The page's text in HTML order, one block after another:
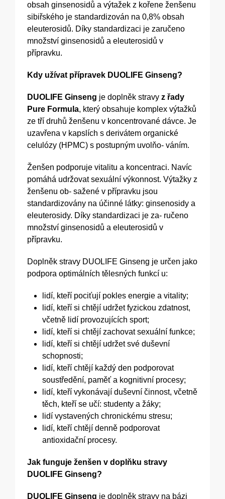
obsah ginsenosidů a výtažek z kořene ženšenu
sibiřského je standardizován na 0,8% obsah
eleuterosidů. Díky standardizaci je zaručeno
množství ginsenosidů a eleuterosidů v
přípravku.
Kdy užívat přípravek DUOLIFE Ginseng?
DUOLIFE Ginseng je doplněk stravy z řady
Pure Formula, který obsahuje komplex výtažků
ze tří druhů ženšenu v koncentrované dávce. Je
uzavřena v kapslích s derivátem organické
celulózy (HPMC) s postupným uvolňo- váním.
Ženšen podporuje vitalitu a koncentraci. Navíc
pomáhá udržovat sexuální výkonnost. Výtažky z
ženšenu ob- sažené v přípravku jsou
standardizovány na účinné látky: ginsenosidy a
eleuterosidy. Díky standardizaci je za- ručeno
množství ginsenosidů a eleuterosidů v
přípravku.
Doplněk stravy DUOLIFE Ginseng je určen jako
podpora optimálních tělesných funkcí u:
lidí, kteří pociťují pokles energie a vitality;
lidí, kteří si chtějí udržet fyzickou zdatnost,
včetně lidí provozujících sport;
lidí, kteří si chtějí zachovat sexuální funkce;
lidí, kteří si chtějí udržet své duševní
schopnosti;
lidí, kteří chtějí každý den podporovat
soustředění, paměť a kognitivní procesy;
lidí, kteří vykonávají duševní činnost, včetně
těch, kteří se učí: studenty a žáky;
lidí vystavených chronickému stresu;
lidí, kteří chtějí denně podporovat
antioxidační procesy.
Jak funguje ženšen v doplňku stravy
DUOLIFE Ginseng?
DUOLIFE Ginseng je doplněk stravy na bázi